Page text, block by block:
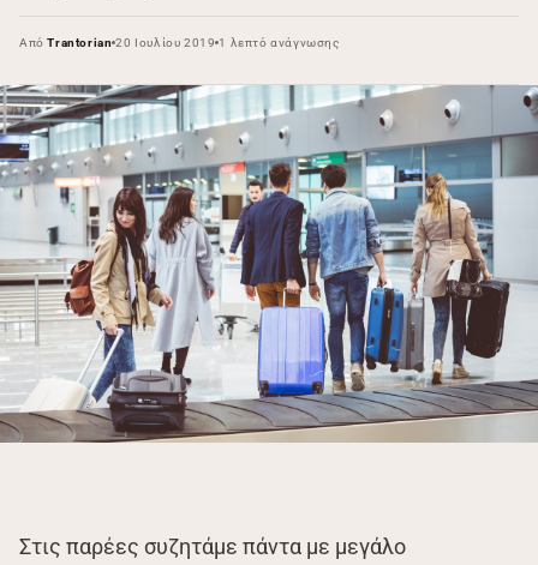
ΑπόTrantorian 20 Ιουλίου 2019 1 λεπτό ανάγνωσης
Στις παρέες συζητάμε πάντα με μεγάλο